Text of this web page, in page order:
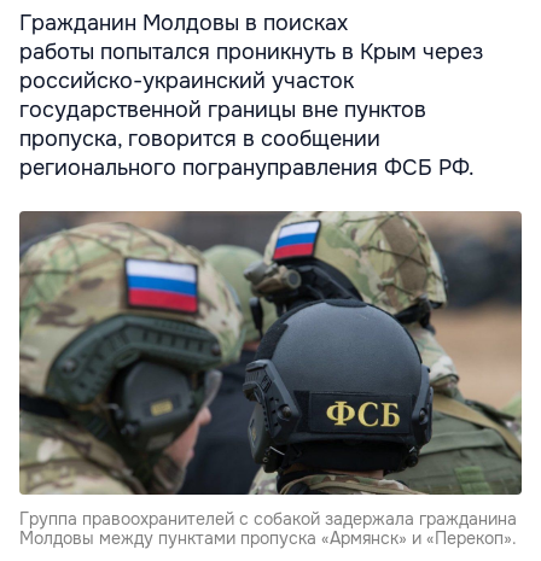
Гражданин Молдовы в поисках
работы попытался проникнуть в Крым через
российско-украинский участок
государственной границы вне пунктов
пропуска, говорится в сообщении
регионального погрануправления ФСБ РФ.
Группа правоохранителей с собакой задержала гражданина
Молдовы между пунктами пропуска «Армянск» и «Перекоп».